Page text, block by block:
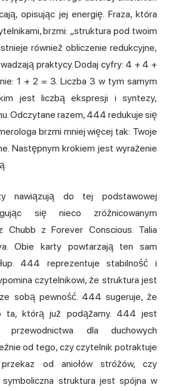
opisując jej energię. Fraza, która
brzmi: „struktura pod twoim
również obliczenie redukcyjne,
praktycy. Dodaj cyfry: 4 + 4 +
1 + 2 = 3. Liczba 3 w tym samym
jest liczbą ekspresji i syntezy,
Odczytane razem, 444 redukuje się
brzmi mniej więcej tak: Twoje
Następnym krokiem jest wyrażenie
nawiązują do tej podstawowej
się nieco zróżnicowanym
Chubb z Forever Conscious. Talia
Obie karty powtarzają ten sam
444 reprezentuje stabilność i
czytelnikowi, że struktura jest
sobą pewność. 444 sugeruje, że
ta, którą już podążamy. 444 jest
przewodnictwa dla duchowych
od tego, czy czytelnik potraktuje
od aniołów stróżów, czy
symboliczna struktura jest spójna w